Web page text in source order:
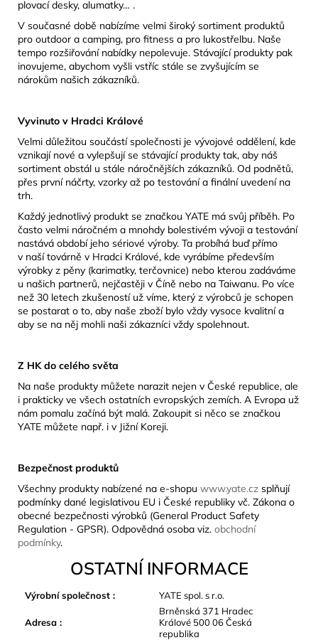
plovací desky, alumatky… .
V současné době nabízíme velmi široký sortiment produktů
pro outdoor a camping, pro fitness a pro lukostřelbu. Naše
tempo rozšiřování nabídky nepolevuje. Stávající produkty pak
inovujeme, abychom vyšli vstříc stále se zvyšujícím se
nárokům našich zákazníků.
Vyvinuto v Hradci Králové
Velmi důležitou součástí společnosti je vývojové oddělení, kde
vznikají nové a vylepšují se stávající produkty tak, aby náš
sortiment obstál u stále náročnějších zákazníků. Od podnětů,
přes první náčrty, vzorky až po testování a finální uvedení na
trh.
Každý jednotlivý produkt se značkou YATE má svůj příběh. Po
často velmi náročném a mnohdy bolestivém vývoji a testování
nastává období jeho sériové výroby. Ta probíhá buď přímo
v naší továrně v Hradci Králové, kde vyrábíme především
výrobky z pěny (karimatky, terčovnice) nebo kterou zadáváme
u našich partnerů, nejčastěji v Číně nebo na Taiwanu. Po více
než 30 letech zkušeností už víme, který z výrobců je schopen
se postarat o to, aby naše zboží bylo vždy vysoce kvalitní a
aby se na něj mohli naši zákazníci vždy spolehnout.
Z HK do celého světa
Na naše produkty můžete narazit nejen v České republice, ale
i prakticky ve všech ostatních evropských zemích. A Evropa už
nám pomalu začíná být malá. Zakoupit si něco se značkou
YATE můžete např. i v Jižní Koreji.
Bezpečnost produktů
Všechny produkty nabízené na e-shopu www.yate.cz splňují
podmínky dané legislativou EU i České republiky vč. Zákona o
obecné bezpečnosti výrobků (General Product Safety
Regulation - GPSR). Odpovědná osoba viz. obchodní
podmínky.
OSTATNÍ INFORMACE
Výrobní společnost : YATE spol. s r.o.
Adresa :
Brněnská 371 Hradec
Králové 500 06 Česká
republika